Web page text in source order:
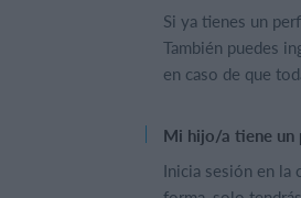
Si ya tienes un
También puedes
en caso de que
Mi hijo/a tiene un
Inicia sesión en la